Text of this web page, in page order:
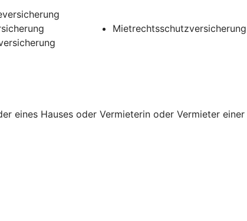
Mietrechtsschutzversicherung
eines Hauses oder Vermieterin oder Vermieter einer